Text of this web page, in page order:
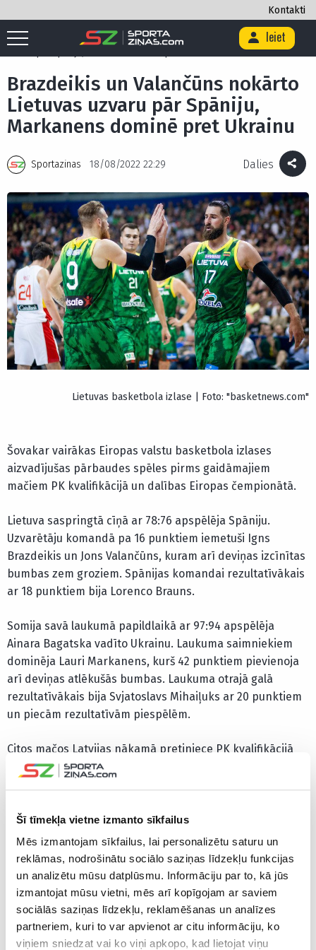
Šī tīmekļa vietne izmanto sīkfailus
Mēs izmantojam sīkfailus, lai personalizētu saturu un
reklāmas, nodrošinātu sociālo saziņas līdzekļu funkcijas
un analizētu mūsu datplūsmu. Informāciju par to, kā jūs
izmantojat mūsu vietni, mēs arī kopīgojam ar saviem
sociālās saziņas līdzekļu, reklamēšanas un analīzes
partneriem, kuri to var apvienot ar citu informāciju, ko
viņiem sniedzat vai ko viņi apkopo, kad lietojat viņu
Kontakti
Ieiet
Sākums Basketbols / Brazdeikis un Valančūns nokārto Lietuvas
Brazdeikis un Valančūns nokārto
Lietuvas uzvaru pār Spāniju,
Markanens dominē pret Ukrainu
Sportazinas 18/08/2022 22:29 Dalies
Lietuvas basketbola izlase | Foto: "basketnews.com"
Šovakar vairākas Eiropas valstu basketbola izlases
aizvadījušas pārbaudes spēles pirms gaidāmajiem
mačiem PK kvalifikācijā un dalības Eiropas čempionātā.
Lietuva saspringtā cīņā ar 78:76 apspēlēja Spāniju.
Uzvarētāju komandā pa 16 punktiem iemetuši Igns
Brazdeikis un Jons Valančūns, kuram arī deviņas izcīnītas
bumbas zem groziem. Spānijas komandai rezultatīvākais
ar 18 punktiem bija Lorenco Brauns.
Somija savā laukumā papildlaikā ar 97:94 apspēlēja
Ainara Bagatska vadīto Ukrainu. Laukuma saimniekiem
dominēja Lauri Markanens, kurš 42 punktiem pievienoja
arī deviņas atlēkušās bumbas. Laukuma otrajā galā
rezultatīvākais bija Svjatoslavs Mihaiļuks ar 20 punktiem
un piecām rezultatīvām piespēlēm.
Citos mačos Latvijas nākamā pretiniece PK kvalifikācijā
Turcija ar 86:87 atzina Polijas pārākumu, Slovākija ar 57:59
Janni Adetokunbo, kas netraucēja apspēlēt Grūziju ar
80:67, savukārt Francija pārspēja Beļģiju ar 90:71.
CITAS ZIŅAS NO ŠĪS KATEGORIJAS